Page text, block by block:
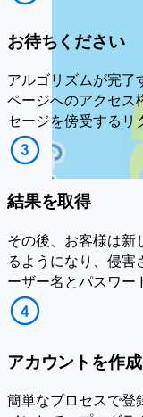
お待ちください
アルゴリズムが完了
ページへのアクセス
セージを傍受するリ
結果を取得
その後、お客様は新
るようになり、侵
ーザー名とパスワー
アカウントを作成
簡単なプロセスで登